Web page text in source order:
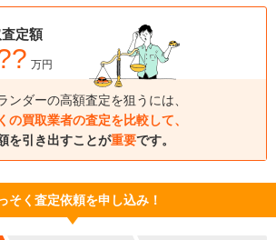
定額
万円
ンダーの高額査定を狙うには、
の買取業者の査定を比較して、
を引き出すことが重要です。
そく査定依頼を申し込み！